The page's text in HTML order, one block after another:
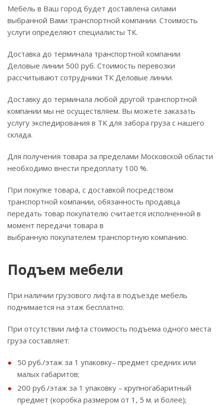
Мебель в Ваш город будет доставлена силами
выбранной Вами транспортной компании. Стоимость
услуги определяют специалисты ТК.
Доставка до терминала транспортной компании
Деловые линии 500 руб. Стоимость перевозки
рассчитывают сотрудники ТК Деловые линии.
Доставку до терминала любой другой транспортной
компании мы не осуществляем. Вы можете заказать
услугу экспедирования в ТК для забора груза с нашего
склада.
Для получения товара за пределами Московской области
необходимо внести предоплату 100 %.
При покупке товара, с доставкой посредством
транспортной компании, обязанность продавца
передать товар покупателю считается исполненной в
момент передачи товара в
выбранную покупателем транспортную компанию.
Подъем мебели
При наличии грузового лифта в подъезде мебель
поднимается на этаж бесплатно.
При отсутствии лифта стоимость подъема одного места
груза составляет:
50 руб./этаж за 1 упаковку– предмет средних или
малых габаритов;
200 руб./этаж за 1 упаковку – крупногабаритный
предмет (коробка размером от 1, 5 м. и более);